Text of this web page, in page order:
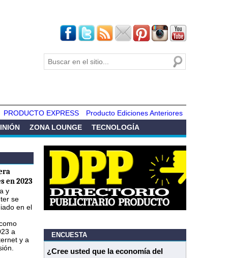
búsqueda
Buscar
Producto Ediciones Anteriores
PRODUCTO EXPRESS
ZONA LOUNGE TECNOLOGÍA
en 2023
y
se
en el
a
y a
ENCUESTA
¿Cree usted que la economía del